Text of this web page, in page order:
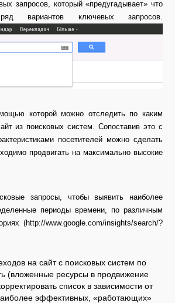
запросов, который «предугадывает» что
вариантов ключевых запросов.
которой можно отследить по каким
из поисковых систем. Сопоставив это с
посетителей можно сделать
продвигать на максимально высокие
запросы, чтобы выявить наиболее
периоды времени, по различным
(http://www.google.com/insights/search/?
на сайт с поисковых систем по
(вложенные ресурсы в продвижение
список в зависимости от
эффективных, «работающих»